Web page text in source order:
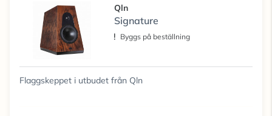
Qln
Signature
Byggs på beställning
Flaggskeppet i utbudet från Qln